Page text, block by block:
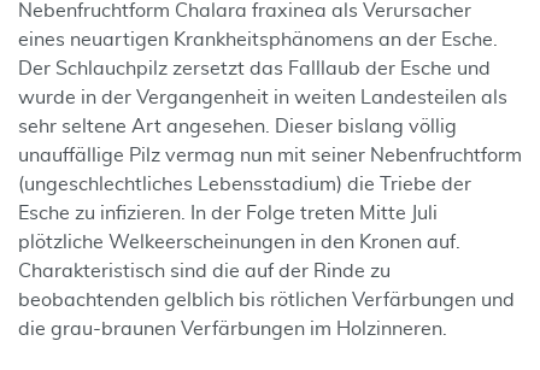
Nebenfruchtform Chalara fraxinea als Verursacher
eines neuartigen Krankheitsphänomens an der Esche.
Der Schlauchpilz zersetzt das Falllaub der Esche und
wurde in der Vergangenheit in weiten Landesteilen als
sehr seltene Art angesehen. Dieser bislang völlig
unauffällige Pilz vermag nun mit seiner Nebenfruchtform
(ungeschlechtliches Lebensstadium) die Triebe der
Esche zu infizieren. In der Folge treten Mitte Juli
plötzliche Welkeerscheinungen in den Kronen auf.
Charakteristisch sind die auf der Rinde zu
beobachtenden gelblich bis rötlichen Verfärbungen und
die grau-braunen Verfärbungen im Holzinneren.